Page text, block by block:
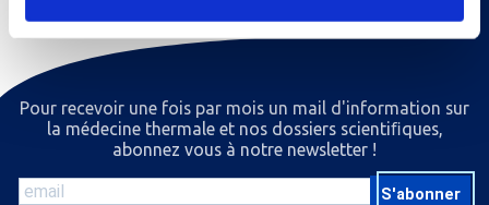
Pour recevoir une fois par mois un mail d'information sur
la médecine thermale et nos dossiers scientiﬁques,
abonnez vous à notre newsletter !
S'abonner